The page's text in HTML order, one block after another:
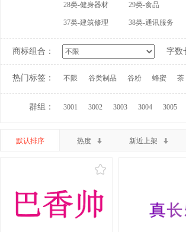
28类-健身器材 29类-食品
37类-建筑修理 38类-通讯服务
商标组合： 字数
热门标签： 不限 谷类制品 谷粉 蜂蜜 茶
群组： 3001 3002 3003 3004 3005
默认排序 热度 新近上架